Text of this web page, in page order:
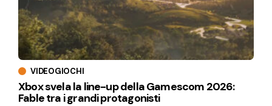
VIDEOGIOCHI
Xbox svela la line-up della Gamescom 2026:
Fable tra i grandi protagonisti